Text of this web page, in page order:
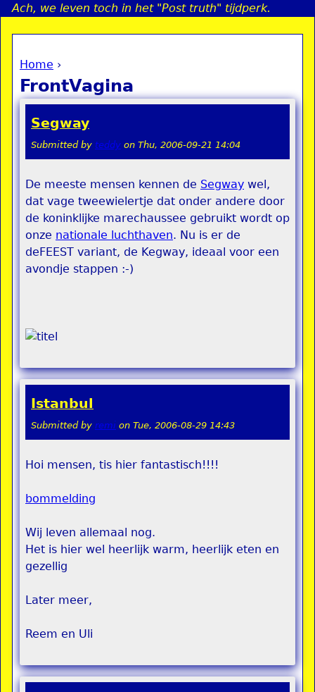
Jump to navigation
Ach, we leven toch in het "Post truth" tijdperk.
You are here
Home ›
FrontVagina
Segway
Submitted by teddy on Thu, 2006-09-21 14:04
De meeste mensen kennen de Segway wel,
dat vage tweewielertje dat onder andere door
de koninklijke marechaussee gebruikt wordt op
onze nationale luchthaven. Nu is er de
deFEEST variant, de Kegway, ideaal voor een
avondje stappen :-)
Istanbul
Submitted by remi on Tue, 2006-08-29 14:43
Hoi mensen, tis hier fantastisch!!!!
bommelding
Wij leven allemaal nog.
Het is hier wel heerlijk warm, heerlijk eten en
gezellig
Later meer,
Reem en Uli